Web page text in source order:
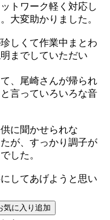
トワーク軽く対応し
大変助かりました。
しくて作業中まとわ
までしていただい
、尾崎さんが帰られ
言っていろいろな音
に聞かせられな
が、すっかり調子が
した。
してあげようと思い